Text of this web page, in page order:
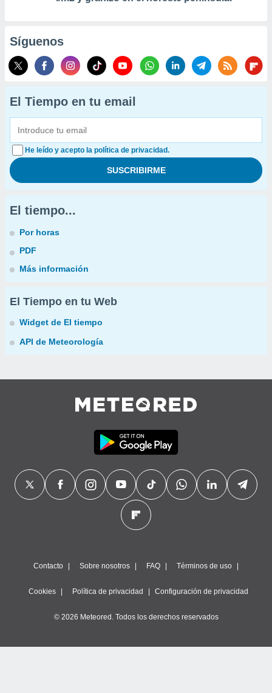
Síguenos
El Tiempo en tu email
He leído y acepto la política de privacidad.
El tiempo...
Por horas
PDF
Más información
El Tiempo en tu Web
Widget de El tiempo
API de Meteorología
Contacto Sobre nosotros FAQ Términos de uso
Cookies Política de privacidad Configuración de privacidad
© 2026 Meteored. Todos los derechos reservados